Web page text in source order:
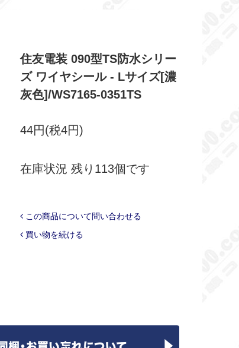
住友電装 090型TS防水シリー
ズ ワイヤシール - Lサイズ[濃
灰色]/WS7165-0351TS
44円(税4円)
在庫状況 残り113個です
この商品について問い合わせる
買い物を続ける